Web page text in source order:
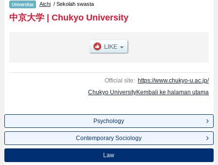
per fakultas seperti Fakultas PsychologyatauFakultas Contemporary
SociologyatauFakultas LawatauFakultas EconomicsatauFakultas
ManagementatauFakultas Policｙ StudiesatauFakultas
Studies (Global Liberal Studies), serta berbagai informasi yang berguna
bagi mahasiswa(i) mancanegara seperti kuota untuk jumlah pendaftar dan
Aichi / Sekolah swasta
中京大学| Chukyo University
Official site: https://www.chukyo-u.ac.jp/
Chukyo UniversityKembali ke halaman utama
Psychology
Contemporary Sociology
Law